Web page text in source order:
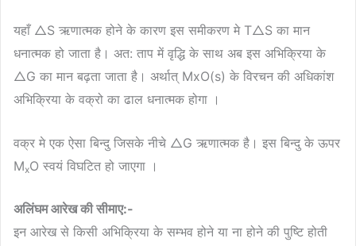
यहाँ △S ऋणात्मक होने के कारण इस समीकरण मे T△S का मान
धनात्मक हो जाता है। अत: ताप में वृद्धि के साथ अब इस अभिक्रिया के
△G का मान बढ़ता जाता है। अर्थात् MxO(s) के विरचन की अधिकांश
अभिक्रिया के वक्रो का ढाल धनात्मक होगा ।
वक्र मे एक ऐसा बिन्दु जिसके नीचे △G ऋणात्मक है। इस बिन्दु के ऊपर
MxO स्वयं विघटित हो जाएगा ।
अलिंघम आरेख की सीमाए:-
इन आरेख से किसी अभिक्रिया के सम्भव होने या ना होने की पुष्टि होती